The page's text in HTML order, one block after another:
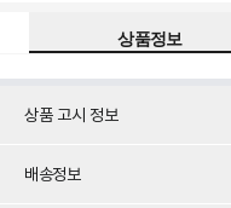
상품정보
상품 고시 정보
배송정보